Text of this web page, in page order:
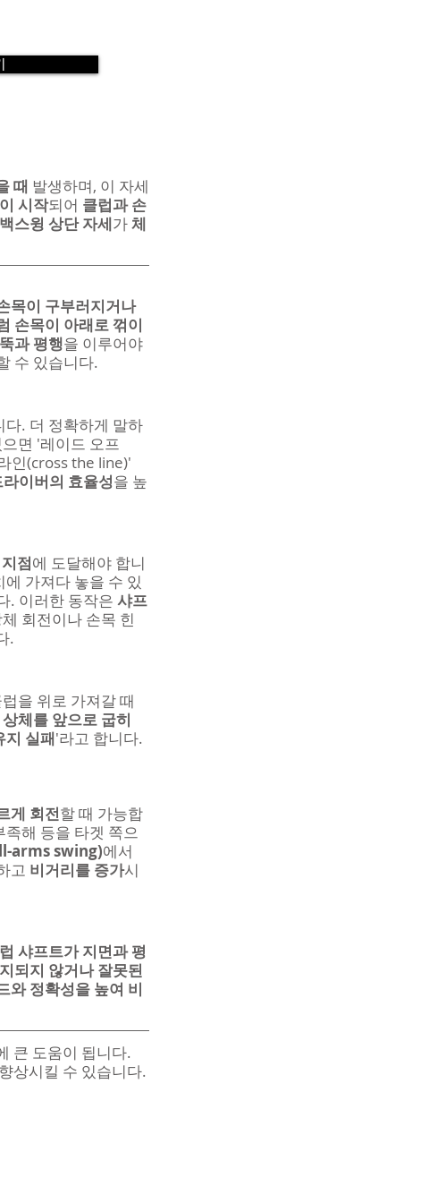
때 발생하며, 이 자세
시작되어 클럽과 손
백스윙 상단 자세가 체
목이 구부러지거나
손목이 아래로 꺾이
과 평행을 이루어야
수 있습니다.
다. 더 정확하게 말하
면 '레이드 오프
인(cross the line)'
이버의 효율성을 높
점에 도달해야 합니
가져다 놓을 수 있
. 이러한 동작은 샤프
회전이나 손목 힌
.
을 위로 가져갈 때
상체를 앞으로 굽히
지 실패'라고 합니다.
게 회전할 때 가능합
해 등을 타겟 쪽으
arms swing)에서
고 비거리를 증가시
샤프트가 지면과 평
되지 않거나 잘못된
와 정확성을 높여 비
큰 도움이 됩니다.
상시킬 수 있습니다.